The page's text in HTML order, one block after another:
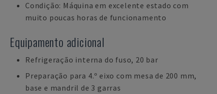
Condição: Máquina em excelente estado com
muito poucas horas de funcionamento
Equipamento adicional
Refrigeração interna do fuso, 20 bar
Preparação para 4.º eixo com mesa de 200 mm,
base e mandril de 3 garras